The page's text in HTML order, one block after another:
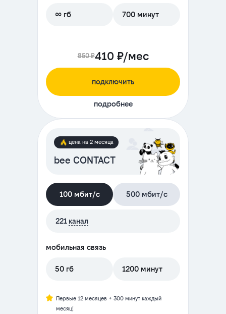
∞ гб 700 минут
850 ₽410 ₽/мес
подключить
подробнее
цена на 2 месяца
bee CONTACT
100 мбит/с 500 мбит/с
221 канал
мобильная связь
50 гб 1200 минут
Первые 12 месяцев + 300 минут каждый
месяц!